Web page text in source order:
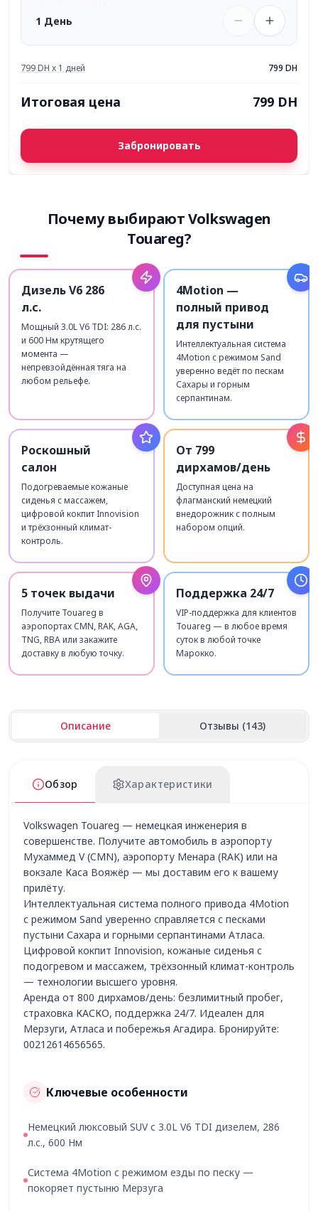
1 День
799DH x 1 дней 799 DH
Итоговая цена 799 DH
Забронировать
Почему выбирают Volkswagen
Touareg?
Дизель V6 286
л.с.
Мощный 3.0L V6 TDI: 286 л.с.
и 600 Нм крутящего
момента —
непревзойдённая тяга на
любом рельефе.
4Motion —
полный привод
для пустыни
Интеллектуальная система
4Motion с режимом Sand
уверенно ведёт по пескам
Сахары и горным
серпантинам.
Роскошный
салон
Подогреваемые кожаные
сиденья с массажем,
цифровой кокпит Innovision
и трёхзонный климат-
контроль.
От 799
дирхамов/день
Доступная цена на
флагманский немецкий
внедорожник с полным
набором опций.
5 точек выдачи
Получите Touareg в
аэропортах CMN, RAK, AGA,
TNG, RBA или закажите
доставку в любую точку.
Поддержка 24/7
VIP-поддержка для клиентов
Touareg — в любое время
суток в любой точке
Марокко.
Описание Отзывы (143)
Обзор Характеристики
Volkswagen Touareg — немецкая инженерия в
совершенстве. Получите автомобиль в аэропорту
Мухаммед V (CMN), аэропорту Менара (RAK) или на
вокзале Каса Вояжёр — мы доставим его к вашему
прилёту.
Интеллектуальная система полного привода 4Motion
с режимом Sand уверенно справляется с песками
пустыни Сахара и горными серпантинами Атласа.
Цифровой кокпит Innovision, кожаные сиденья с
подогревом и массажем, трёхзонный климат-контроль
— технологии высшего уровня.
Аренда от 800 дирхамов/день: безлимитный пробег,
страховка КАСКО, поддержка 24/7. Идеален для
Мерзуги, Атласа и побережья Агадира. Бронируйте:
00212614656565.
Ключевые особенности
Немецкий люксовый SUV с 3.0L V6 TDI дизелем, 286
л.с., 600 Нм
Система 4Motion с режимом езды по песку —
покоряет пустыню Мерзуга